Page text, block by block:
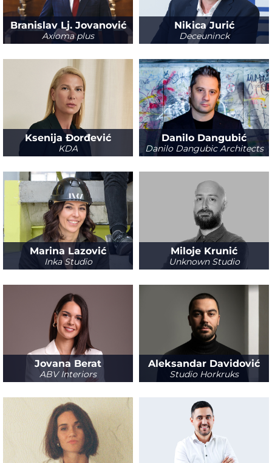
Branislav Lj. Jovanović
Axioma plus
Nikica Jurić
Deceuninck
Ksenija Đorđević
KDA
Danilo Dangubić
Danilo Dangubic Architects
Marina Lazović
Inka Studio
Miloje Krunić
Unknown Studio
Jovana Berat
ABV Interiors
Aleksandar Davidović
Studio Horkruks